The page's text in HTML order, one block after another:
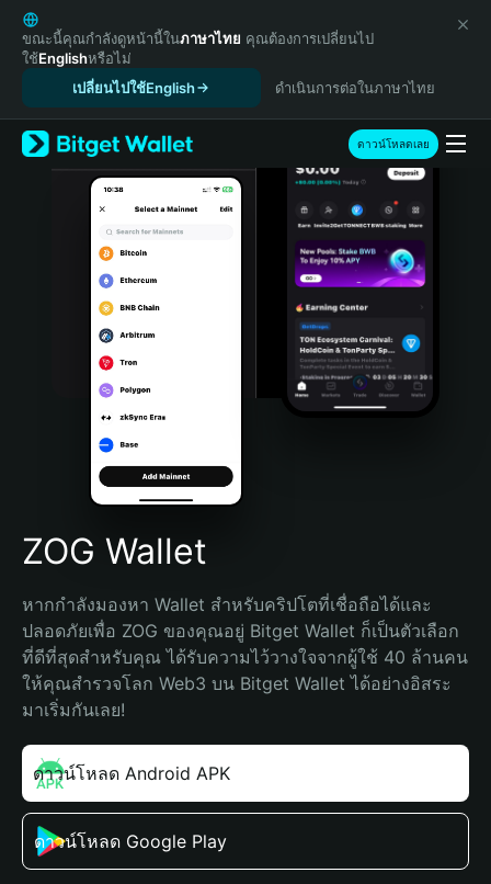
English
日本語
Tiếng Việt
Español (Latinoamérica)
Türkçe
Italiano
Português (Portugal)
Bahasa Indonesia
Português (Brasil)
Español (Argentina)
ขณะนี้คุณกำลังดูหน้านี้ในภาษาไทย คุณต้องการเปลี่ยนไป
ใช้Englishหรือไม่
เปลี่ยนไปใช้English
ดำเนินการต่อในภาษาไทย
ดาวน์โหลดเลย
ZOG Wallet
หากกำลังมองหา Wallet สำหรับคริปโตที่เชื่อถือได้และ
ปลอดภัยเพื่อ ZOG ของคุณอยู่ Bitget Wallet ก็เป็นตัวเลือก
ที่ดีที่สุดสำหรับคุณ ได้รับความไว้วางใจจากผู้ใช้ 40 ล้านคน
ให้คุณสำรวจโลก Web3 บน Bitget Wallet ได้อย่างอิสระ
มาเริ่มกันเลย!
ดาวน์โหลด Android APK
ดาวน์โหลด Google Play